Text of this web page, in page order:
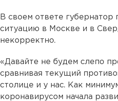
В своем ответе губернатор
ситуацию в Москве и в
некорректно.
«Давайте не будем слепо
сравнивая текущий
столице и у нас. Как
коронавирусом начала